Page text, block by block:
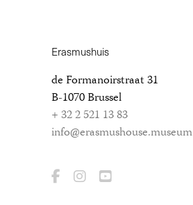
Erasmushuis
de Formanoirstraat 31
B-1070 Brussel
+ 32 2 521 13 83
info@erasmushouse.museum